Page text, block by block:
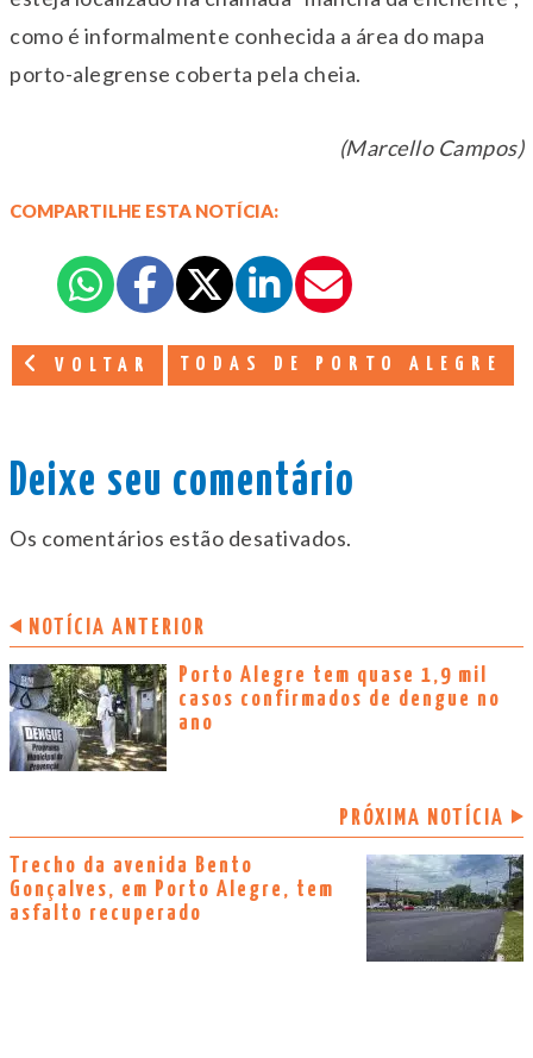
como é informalmente conhecida a área do mapa
porto-alegrense coberta pela cheia.
(Marcello Campos)
COMPARTILHE ESTA NOTÍCIA:
VOLTAR TODAS DE PORTO ALEGRE
Deixe seu comentário
Os comentários estão desativados.
NOTÍCIA ANTERIOR
Porto Alegre tem quase 1,9 mil
casos confirmados de dengue no
ano
PRÓXIMA NOTÍCIA
Trecho da avenida Bento
Gonçalves, em Porto Alegre, tem
asfalto recuperado